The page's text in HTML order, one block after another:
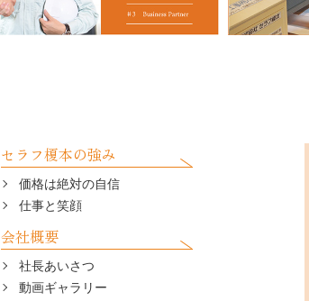
セラフ榎本の強み
価格は絶対の自信
仕事と笑顔
会社概要
社長あいさつ
動画ギャラリー